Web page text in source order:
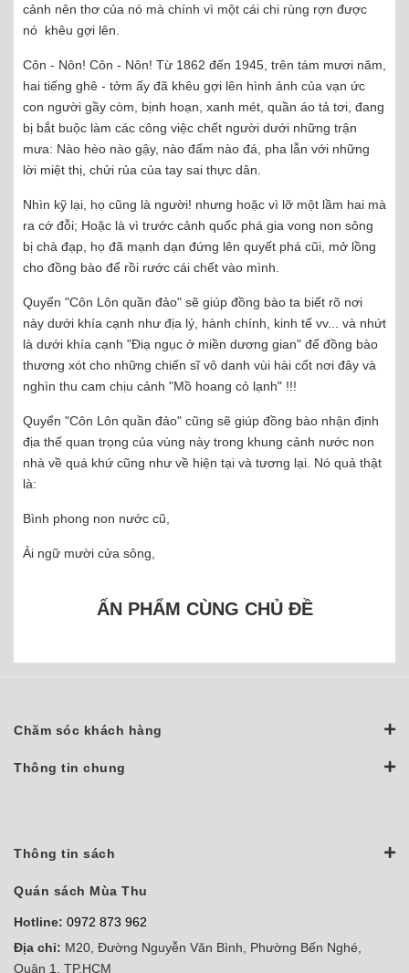
cảnh nên thơ của nó mà chính vì một cái chi rùng rợn được
nó khêu gợi lên.
Côn - Nôn! Côn - Nôn! Từ 1862 đến 1945, trên tám mươi năm,
hai tiếng ghê - tởm ấy đã khêu gợi lên hình ảnh của vạn ức
con người gầy còm, bịnh hoạn, xanh mét, quần áo tả tơi, đang
bị bắt buộc làm các công việc chết người dưới những trận
mưa: Nào hèo nào gậy, nào đấm nào đá, pha lẫn với những
lời miệt thị, chửi rủa của tay sai thực dân.
Nhìn kỹ lại, họ cũng là người! nhưng hoặc vì lỡ một lầm hai mà
ra cớ đỗi; Hoặc là vì trước cảnh quốc phá gia vong non sông
bị chà đạp, họ đã mạnh dạn đứng lên quyết phá cũi, mở lồng
cho đồng bào để rồi rước cái chết vào mình.
Quyển "Côn Lôn quần đảo" sẽ giúp đồng bào ta biết rõ nơi
này dưới khía cạnh như địa lý, hành chính, kinh tế vv... và nhứt
là dưới khía cạnh "Điạ ngục ở miền dương gian" để đồng bào
thương xót cho những chiến sĩ vô danh vùi hài cốt nơi đây và
nghìn thu cam chịu cảnh "Mồ hoang cỏ lạnh" !!!
Quyển "Côn Lôn quần đảo" cũng sẽ giúp đồng bào nhận định
địa thế quan trọng của vùng này trong khung cảnh nước non
nhà về quá khứ cũng như về hiện tại và tương lại. Nó quả thật
là:
Bình phong non nước cũ,
Ải ngữ mười cửa sông,
ẤN PHẨM CÙNG CHỦ ĐỀ
Chăm sóc khách hàng
Thông tin chung
Thông tin sách
Quán sách Mùa Thu
Hotline: 0972 873 962
Địa chỉ: M20, Đường Nguyễn Văn Bình, Phường Bến Nghé,
Quận 1, TP.HCM